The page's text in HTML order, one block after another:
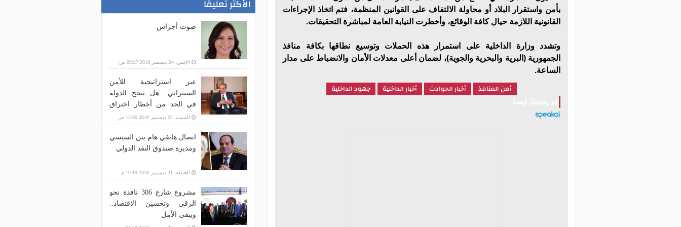
بأمن واستقرار البلاد أو محاولة الالتفاف على القوانين المنظمة، فتم اتخاذ الإجراءات
القانونية اللازمة حيال كافة الوقائع، وأخطرت النيابة العامة لمباشرة التحقيقات.
وتشدد وزارة الداخلية على استمرار هذه الحملات وتوسيع نطاقها بكافة منافذ
الجمهورية (البرية والبحرية والجوية)، لضمان أعلى معدلات الأمان والانضباط على مدار
الساعة.
أمن المنافذ أخبار الحوادث أخبار الداخلية جهود الداخلية
الأكثر تعليقا
صوت أجراس
الإثنين، 24 ديسمبر 2018 09:27 ص
عبر استراتيجية للأمن
السيبراني.. هل تنجح الدولة
في الحد من أخطار اختراق
بنية الاتصالات؟
السبت، 22 ديسمبر 2018 12:00 ص
اتصال هاتفي هام بين السيسي
ومديرة صندوق النقد الدولي
الجمعة، 21 ديسمبر 2018 10:19 م
مشروع شارع 306 نافذة نحو
الرقي وتحسين الاقتصاد..
ويبقى الأمل